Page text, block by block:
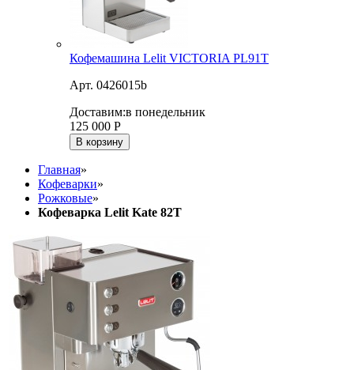
Кофемашина Lelit VICTORIA PL91T
Арт. 0426015b
Доставим:в понедельник
125 000 Р
В корзину
Главная»
Кофеварки»
Рожковые»
Кофеварка Lelit Kate 82T